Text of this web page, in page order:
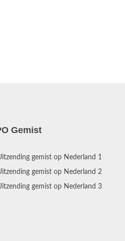
Gemist
gemist op Nederland 1
gemist op Nederland 2
gemist op Nederland 3